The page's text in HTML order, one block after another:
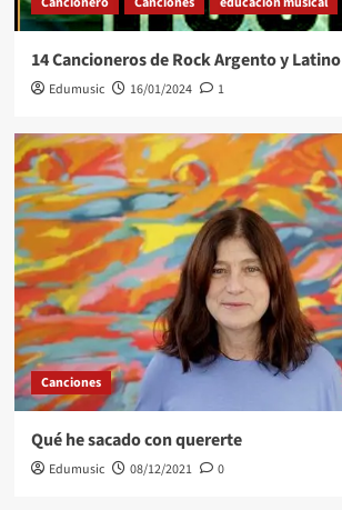
14 Cancioneros de Rock Argento y Latino
Edumusic 16/01/2024 1
Canciones
Qué he sacado con quererte
Edumusic 08/12/2021 0